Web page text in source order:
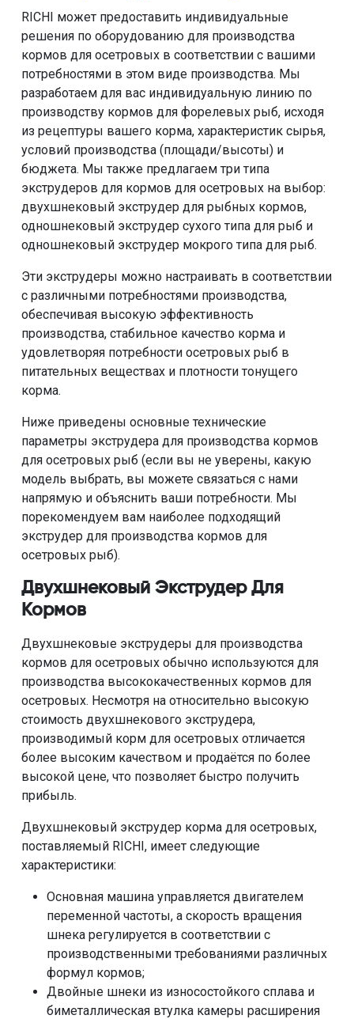
RICHI может предоставить индивидуальные
решения по оборудованию для производства
кормов для осетровых в соответствии с вашими
потребностями в этом виде производства. Мы
разработаем для вас индивидуальную линию по
производству кормов для форелевых рыб, исходя
из рецептуры вашего корма, характеристик сырья,
условий производства (площади/высоты) и
бюджета. Мы также предлагаем три типа
экструдеров для кормов для осетровых на выбор:
двухшнековый экструдер для рыбных кормов,
одношнековый экструдер сухого типа для рыб и
одношнековый экструдер мокрого типа для рыб.
Эти экструдеры можно настраивать в соответствии
с различными потребностями производства,
обеспечивая высокую эффективность
производства, стабильное качество корма и
удовлетворяя потребности осетровых рыб в
питательных веществах и плотности тонущего
корма.
Ниже приведены основные технические
параметры экструдера для производства кормов
для осетровых рыб (если вы не уверены, какую
модель выбрать, вы можете связаться с нами
напрямую и объяснить ваши потребности. Мы
порекомендуем вам наиболее подходящий
экструдер для производства кормов для
осетровых рыб).
Двухшнековый Экструдер Для
Кормов
Двухшнековые экструдеры для производства
кормов для осетровых обычно используются для
производства высококачественных кормов для
осетровых. Несмотря на относительно высокую
стоимость двухшнекового экструдера,
производимый корм для осетровых отличается
более высоким качеством и продаётся по более
высокой цене, что позволяет быстро получить
прибыль.
Двухшнековый экструдер корма для осетровых,
поставляемый RICHI, имеет следующие
характеристики:
Основная машина управляется двигателем
переменной частоты, а скорость вращения
шнека регулируется в соответствии с
производственными требованиями различных
формул кормов;
Двойные шнеки из износостойкого сплава и
биметаллическая втулка камеры расширения